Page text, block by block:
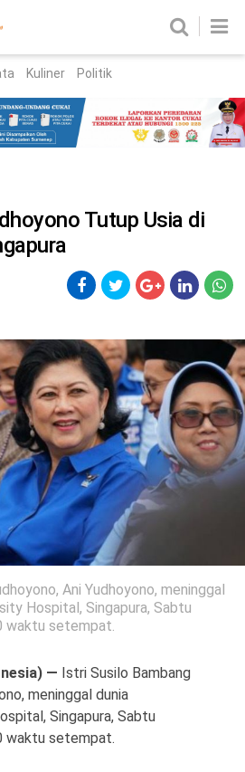
Kuliner Politik
Tutup Usia di
Ani Yudhoyono, meninggal
Hospital, Singapura, Sabtu
waktu setempat.
— Istri Susilo Bambang
meninggal dunia
Singapura, Sabtu
waktu setempat.